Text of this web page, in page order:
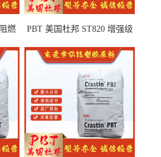
燃
PBT 美国杜邦 ST820 增强级